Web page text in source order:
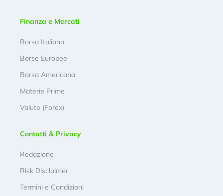
Finanza e Mercati
Borsa Italiana
Borse Europee
Borsa Americana
Materie Prime
Valute (Forex)
Contatti & Privacy
Redazione
Risk Disclaimer
Termini e Condizioni